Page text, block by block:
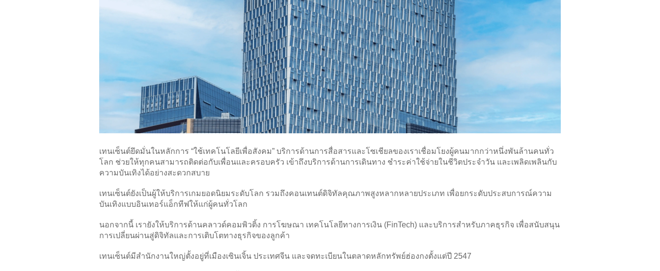
เทนเซ็นต์ยึดมั่นในหลักการ “ใช้เทคโนโลยีเพื่อสังคม” บริการด้านการสื่อสารและโซเชียลของเราเชื่อมโยงผู้คนมากกว่าหนึ่งพันล้านคนทั่ว
โลก ช่วยให้ทุกคนสามารถติดต่อกับเพื่อนและครอบครัว เข้าถึงบริการด้านการเดินทาง ชำระค่าใช้จ่ายในชีวิตประจำวัน และเพลิดเพลินกับ
ความบันเทิงได้อย่างสะดวกสบาย
เทนเซ็นต์ยังเป็นผู้ให้บริการเกมยอดนิยมระดับโลก รวมถึงคอนเทนต์ดิจิทัลคุณภาพสูงหลากหลายประเภท เพื่อยกระดับประสบการณ์ความ
บันเทิงแบบอินเทอร์แอ็กทีฟให้แก่ผู้คนทั่วโลก
นอกจากนี้ เรายังให้บริการด้านคลาวด์คอมพิวติ้ง การโฆษณา เทคโนโลยีทางการเงิน (FinTech) และบริการสำหรับภาคธุรกิจ เพื่อสนับสนุน
การเปลี่ยนผ่านสู่ดิจิทัลและการเติบโตทางธุรกิจของลูกค้า
เทนเซ็นต์มีสำนักงานใหญ่ตั้งอยู่ที่เมืองเซินเจิ้น ประเทศจีน และจดทะเบียนในตลาดหลักทรัพย์ฮ่องกงตั้งแต่ปี 2547